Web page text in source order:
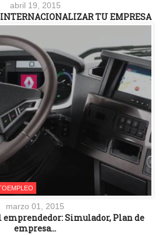
abril 19, 2015
INTERNACIONALIZAR TU EMPRESA
marzo 01, 2015
Simulador, Plan de
empresa…